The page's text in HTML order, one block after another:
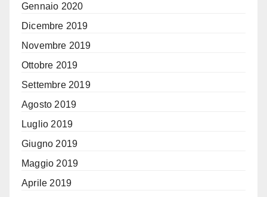
Gennaio 2020
Dicembre 2019
Novembre 2019
Ottobre 2019
Settembre 2019
Agosto 2019
Luglio 2019
Giugno 2019
Maggio 2019
Aprile 2019